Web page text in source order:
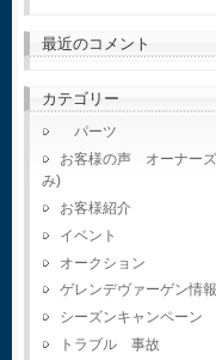
最近のコメント
カテゴリー
パーツ
お客様の声 オーナー
み)
お客様紹介
イベント
オークション
ゲレンデヴァーゲン情報
シーズンキャンペーン
トラブル 事故